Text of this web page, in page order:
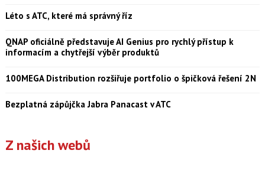
Léto s ATC, které má správný říz
QNAP oficiálně představuje AI Genius pro rychlý přístup k
informacím a chytřejší výběr produktů
100MEGA Distribution rozšiřuje portfolio o špičková řešení 2N
Bezplatná zápůjčka Jabra Panacast v ATC
Z našich webů